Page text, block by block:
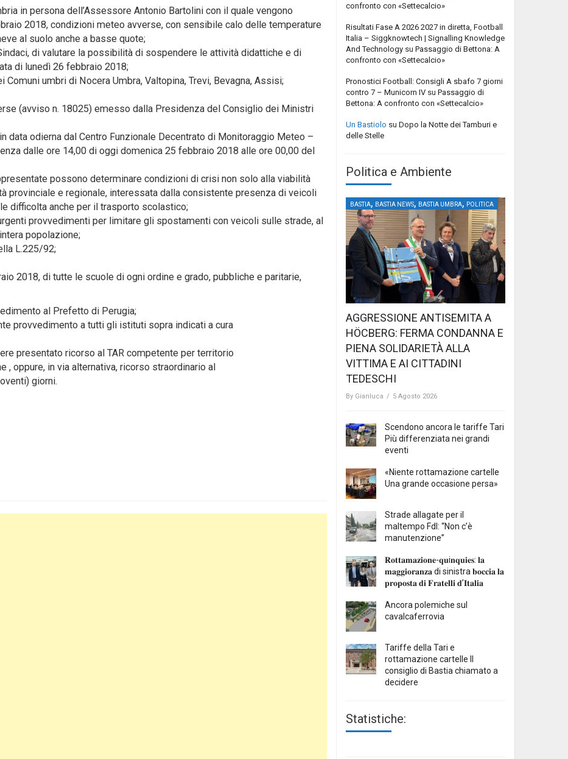
in persona dell’Assessore Antonio Bartolini con il quale vengono
2018, condizioni meteo avverse, con sensibile calo delle temperature
al suolo anche a basse quote;
di valutare la possibilità di sospendere le attività didattiche e di
di lunedì 26 febbraio 2018;
umbri di Nocera Umbra, Valtopina, Trevi, Bevagna, Assisi;
(avviso n. 18025) emesso dalla Presidenza del Consiglio dei Ministri
odierna dal Centro Funzionale Decentrato di Monitoraggio Meteo –
dalle ore 14,00 di oggi domenica 25 febbraio 2018 alle ore 00,00 del
possono determinare condizioni di crisi non solo alla viabilità
provinciale e regionale, interessata dalla consistente presenza di veicoli
difficolta anche per il trasporto scolastico;
provvedimenti per limitare gli spostamenti con veicoli sulle strade, al
popolazione;
L.225/92;
2018, di tutte le scuole di ogni ordine e grado, pubbliche e paritarie,
al Prefetto di Perugia;
provvedimento a tutti gli istituti sopra indicati a cura
presentato ricorso al TAR competente per territorio
, oppure, in via alternativa, ricorso straordinario al
giorni.
confronto con «Settecalcio»
Risultati Fase A 2026 2027 in diretta, Football
Italia – Siggknowtech | Signalling Knowledge
And Technology su Passaggio di Bettona: A
confronto con «Settecalcio»
Pronostici Football: Consigli A sbafo 7 giorni
contro 7 – Municorn IV su Passaggio di
Bettona: A confronto con «Settecalcio»
Un Bastiolo su Dopo la Notte dei Tamburi e
delle Stelle
Politica e Ambiente
BASTIA, BASTIA NEWS, BASTIA UMBRA, POLITICA
AGGRESSIONE ANTISEMITA A
HÖCBERG: FERMA CONDANNA E
PIENA SOLIDARIETÀ ALLA
VITTIMA E AI CITTADINI
TEDESCHI
By Gianluca / 5 Agosto 2026
Scendono ancora le tariffe Tari
Più differenziata nei grandi
eventi
«Niente rottamazione cartelle
Una grande occasione persa»
Strade allagate per il
maltempo FdI: “Non c’è
manutenzione”
𝐑𝐨𝐭𝐭𝐚𝐦𝐚𝐳𝐢𝐨𝐧𝐞-𝐪𝐮i𝐧𝐪𝐮𝐢𝐞𝐬: 𝐥𝐚
𝐦𝐚𝐠𝐠𝐢𝐨𝐫𝐚𝐧𝐳𝐚 di sinistra 𝐛𝐨𝐜𝐜𝐢𝐚 𝐥𝐚
𝐩𝐫𝐨𝐩𝐨𝐬𝐭𝐚 𝐝𝐢 𝐅𝐫𝐚𝐭𝐞𝐥𝐥𝐢 𝐝’𝐈𝐭𝐚𝐥𝐢𝐚
Ancora polemiche sul
cavalcaferrovia
Tariffe della Tari e
rottamazione cartelle Il
consiglio di Bastia chiamato a
decidere
Statistiche: